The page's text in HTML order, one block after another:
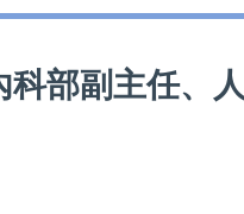
部副主任、